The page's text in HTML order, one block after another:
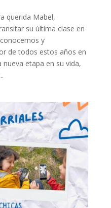
querida Mabel,
su última clase en
y
de todos estos años en
etapa en su vida,